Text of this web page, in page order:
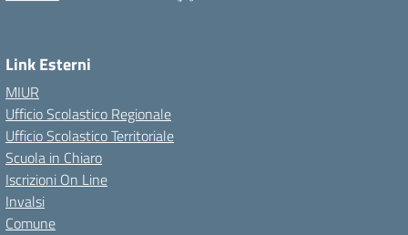
Link Esterni
MIUR
Ufficio Scolastico Regionale
Ufficio Scolastico Territoriale
Scuola in Chiaro
Iscrizioni On Line
Invalsi
Comune